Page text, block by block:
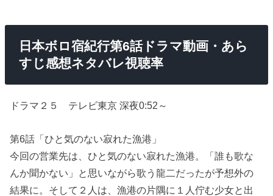
日本ボロ宿紀行第6話ドラマ動画・あら
すじ感想ネタバレ視聴率
ドラマ２５ テレビ東京 深夜0:52～
第6話「ひと気のない寂れた漁港」
今回の営業先は、ひと気のない寂れた漁港。「誰も歌な
んか聞かない」と思いながら歌う龍二だったが予想外の
結果に。そして２人は、漁港の片隅に１人佇む少女と出